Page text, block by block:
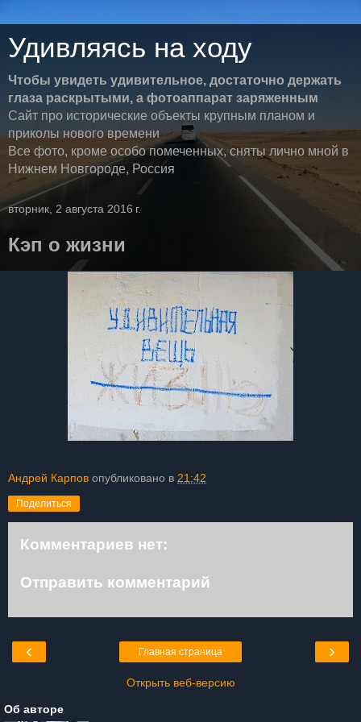
Удивляясь на ходу
Чтобы увидеть удивительное, достаточно держать
глаза раскрытыми, а фотоаппарат заряженным
Сайт про исторические объекты крупным планом и
приколы нового времени
Все фото, кроме особо помеченных, сняты лично мной в
Нижнем Новгороде, Россия
вторник, 2 августа 2016 г.
Кэп о жизни
Андрей Карпов опубликовано в 21:42
Поделиться
Комментариев нет:
Отправить комментарий
‹ ›
Главная страница
Открыть веб-версию
Об авторе